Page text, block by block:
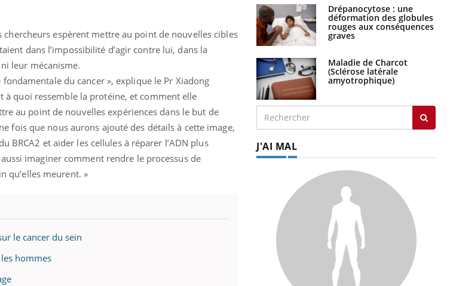
espèrent mettre au point de nouvelles cibles
dans l’impossibilité d’agir contre lui, dans la
leur mécanisme.
du cancer », explique le Pr Xiadong
à quoi ressemble la protéine, et comment elle
au point de nouvelles expériences dans le but de
fois que nous aurons ajouté des détails à cette image,
BRCA2 et aider les cellules à réparer l’ADN plus
imaginer comment rendre le processus de
qu’elles meurent. »
le cancer du sein
hommes
Drépanocytose : une
déformation des globules
rouges aux conséquences
graves
Maladie de Charcot
(Sclérose latérale
amyotrophique)
J'AI MAL